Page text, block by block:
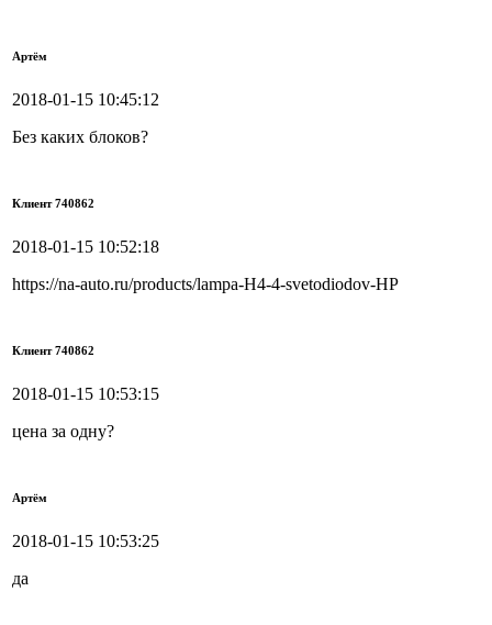
Артём
2018-01-15 10:45:12
Без каких блоков?
Клиент 740862
2018-01-15 10:52:18
https://na-auto.ru/products/lampa-H4-4-svetodiodov-HP
Клиент 740862
2018-01-15 10:53:15
цена за одну?
Артём
2018-01-15 10:53:25
да